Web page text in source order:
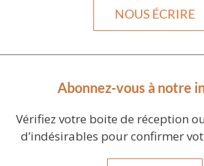
NOUS ÉCRIRE
Abonnez-vous à notre
Vérifiez votre boite de réception
d’indésirables pour confirmer